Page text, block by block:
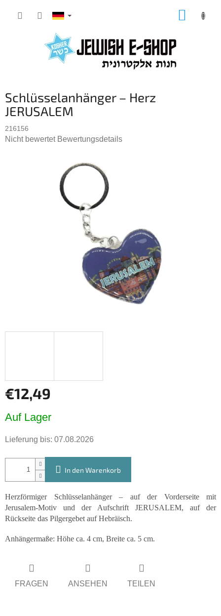
Inhalt
Schlüsselanhänger – Herz
JERUSALEM
216156
Die
Nicht bewertet Bewertungsdetails
€12,49
Auf Lager
Lieferung bis: 07.08.2026
In den Warenkorb
Herzförmiger Schlüsselanhänger – auf der Vorderseite mit
Jerusalem-Motiv und der Aufschrift JERUSALEM, auf der
Rückseite das Pilgergebet auf Hebräisch.
Anhängermaße: Höhe ca. 4 cm, Breite ca. 5 cm.
FRAGEN ANSEHEN TEILEN